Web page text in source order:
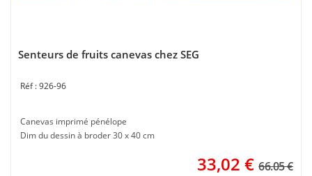
Senteurs de fruits canevas chez SEG
926-96
Canevas imprimé pénélope
Dim du dessin à broder 30 x 40 cm
33,02 € 66.05 €